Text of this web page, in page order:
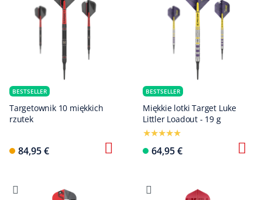
BESTSELLER
Targetownik 10 miękkich
rzutek
84,95 €
BESTSELLER
Miękkie lotki Target Luke
Littler Loadout - 19 g
64,95 €